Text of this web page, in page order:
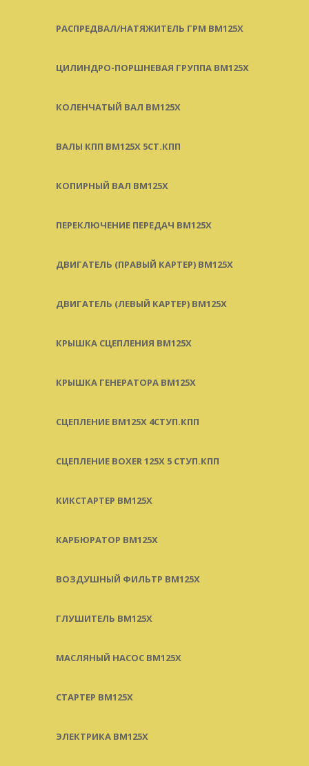
РАСПРЕДВАЛ/НАТЯЖИТЕЛЬ ГРМ BM125X
ЦИЛИНДРО-ПОРШНЕВАЯ ГРУППА BM125X
КОЛЕНЧАТЫЙ ВАЛ BM125X
ВАЛЫ КПП BM125X 5СТ.КПП
КОПИРНЫЙ ВАЛ BM125X
ПЕРЕКЛЮЧЕНИЕ ПЕРЕДАЧ BM125X
ДВИГАТЕЛЬ (ПРАВЫЙ КАРТЕР) BM125X
ДВИГАТЕЛЬ (ЛЕВЫЙ КАРТЕР) BM125X
КРЫШКА СЦЕПЛЕНИЯ BM125X
КРЫШКА ГЕНЕРАТОРА BM125X
СЦЕПЛЕНИЕ BM125X 4СТУП.КПП
СЦЕПЛЕНИЕ BOXER 125X 5 СТУП.КПП
КИКСТАРТЕР BM125X
КАРБЮРАТОР BM125X
ВОЗДУШНЫЙ ФИЛЬТР BM125X
ГЛУШИТЕЛЬ BM125X
МАСЛЯНЫЙ НАСОС BM125X
СТАРТЕР BM125X
ЭЛЕКТРИКА BM125X